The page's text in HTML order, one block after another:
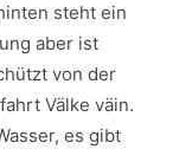
steht ein
aber ist
von der
Välke väin.
es gibt